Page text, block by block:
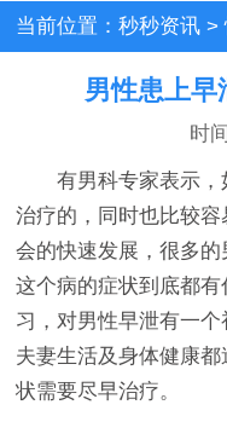
当前位置：秒秒资讯 >
男性患上早
时
有男科专家表示
治疗的，同时也比较
会的快速发展，很多
这个病的症状到底都
习，对男性早泄有一
夫妻生活及身体健康
状需要尽早治疗。